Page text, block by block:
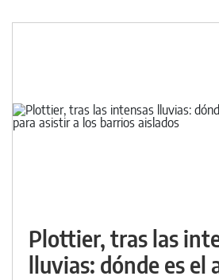
Plottier, tras las
lluvias: dónde es el